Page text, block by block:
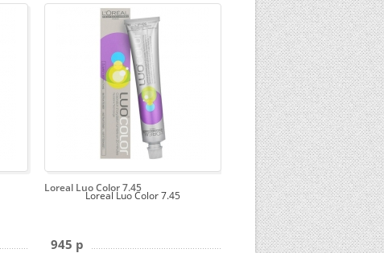
Loreal Luo Color 7.45
Loreal Luo Color 7.45
945 p